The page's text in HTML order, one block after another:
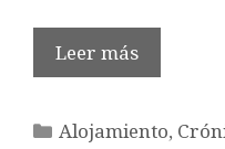
Leer más
Categorías
Alojamiento,